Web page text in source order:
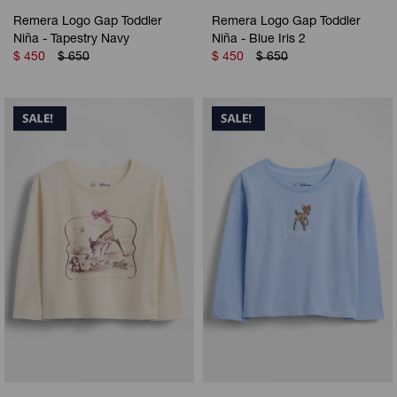
Remera Logo Gap Toddler
Niña - Tapestry Navy
$ 450 $ 650
Remera Logo Gap Toddler
Niña - Blue Iris 2
$ 450 $ 650